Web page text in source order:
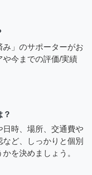
み」のサポーターがお
今までの評価/実績
？
時、場所、交通費や
ど、しっかりと個別
を決めましょう。